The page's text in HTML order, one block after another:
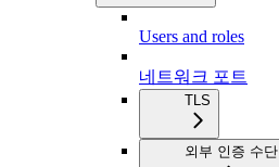
Users and roles
네트워크 포트
TLS
외부 인증 수단